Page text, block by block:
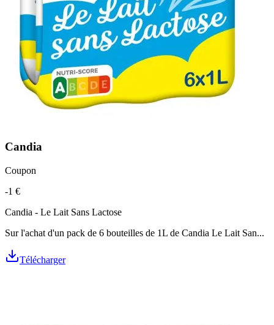
Candia
Coupon
-1 €
Candia - Le Lait Sans Lactose
Sur l'achat d'un pack de 6 bouteilles de 1L de Candia Le Lait San...
Télécharger